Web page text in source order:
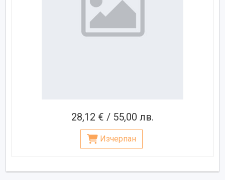
28,12 € / 55,00 лв.
Изчерпан